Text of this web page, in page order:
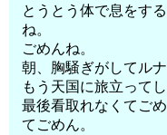
とうとう体で息をす
ね。
ごめんね。
朝、胸騒ぎがしてル
もう天国に旅立って
最後看取れなくてご
てごめん。